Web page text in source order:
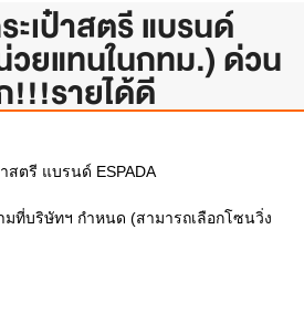
ะเป๋าสตรี แบรนด์
วยแทนในกทม.) ด่วน
!!!รายได้ดี
ตรี แบรนด์ ESPADA
ที่บริษัทฯ กำหนด (สามารถเลือกโซนวิ่ง